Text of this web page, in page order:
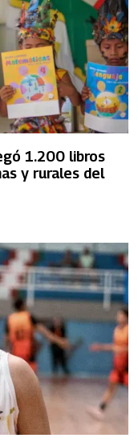
1.200 libros
y rurales del